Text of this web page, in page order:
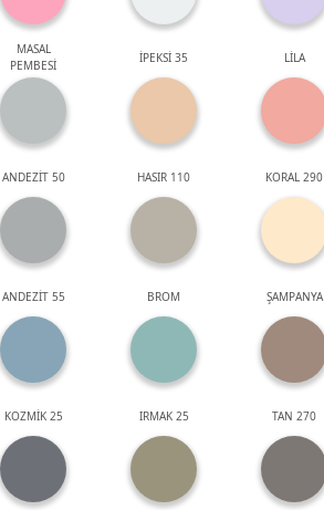
MASAL
PEMBESİ
İPEKSİ 35 LİLA
ANDEZİT 50 HASIR 110 KORAL 290
ANDEZİT 55 BROM ŞAMPANYA
KOZMİK 25 IRMAK 25 TAN 270